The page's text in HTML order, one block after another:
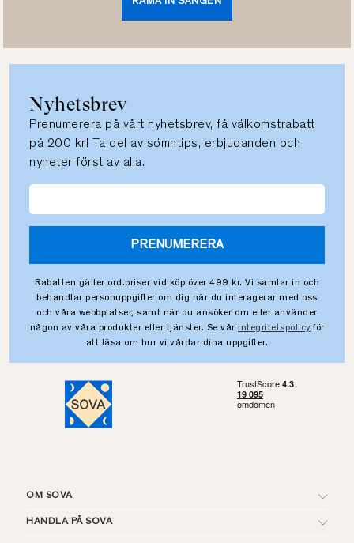
Nyhetsbrev
Prenumerera på vårt nyhetsbrev, få välkomstrabatt
på 200 kr! Ta del av sömntips, erbjudanden och
nyheter först av alla.
PRENUMERERA
Rabatten gäller ord.priser vid köp över 499 kr. Vi samlar in och
behandlar personuppgifter om dig när du interagerar med oss
och våra webbplatser, samt när du ansöker om eller använder
någon av våra produkter eller tjänster. Se vår integritetspolicy för
att läsa om hur vi vårdar dina uppgifter.
OM SOVA
HANDLA PÅ SOVA